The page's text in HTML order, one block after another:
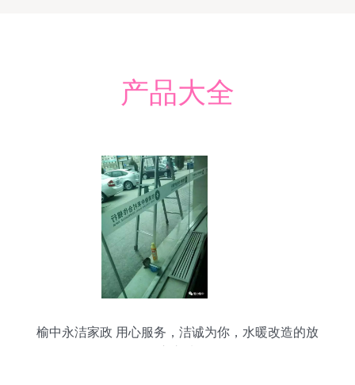
产品大全
榆中永洁家政 用心服务，洁诚为你，水暖改造的放